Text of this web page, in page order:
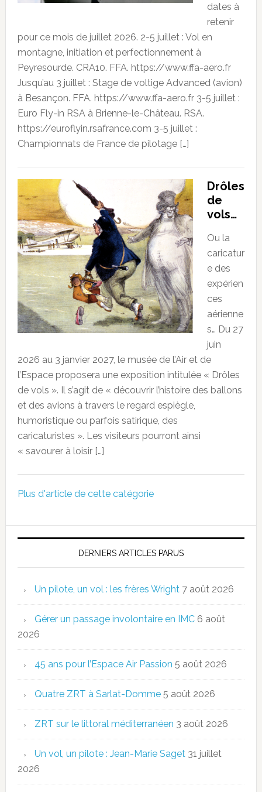
dates à
retenir
pour ce mois de juillet 2026. 2-5 juillet : Vol en
montagne, initiation et perfectionnement à
Peyresourde. CRA10. FFA. https://www.ffa-aero.fr
Jusqu’au 3 juillet : Stage de voltige Advanced (avion)
à Besançon. FFA. https://www.ffa-aero.fr 3-5 juillet :
Euro Fly-in RSA à Brienne-le-Château. RSA.
https://euroflyin.rsafrance.com 3-5 juillet :
Championnats de France de pilotage […]
Drôles
de
vols…
Ou la
caricatur
e des
expérien
ces
aérienne
s… Du 27
juin
2026 au 3 janvier 2027, le musée de l’Air et de
l’Espace proposera une exposition intitulée « Drôles
de vols ». Il s’agit de « découvrir l’histoire des ballons
et des avions à travers le regard espiègle,
humoristique ou parfois satirique, des
caricaturistes ». Les visiteurs pourront ainsi
« savourer à loisir […]
Plus d'article de cette catégorie
DERNIERS ARTICLES PARUS
Un pilote, un vol : les frères Wright 7 août 2026
Gérer un passage involontaire en IMC 6 août
2026
45 ans pour l’Espace Air Passion 5 août 2026
Quatre ZRT à Sarlat-Domme 5 août 2026
ZRT sur le littoral méditerranéen 3 août 2026
Un vol, un pilote : Jean-Marie Saget 31 juillet
2026